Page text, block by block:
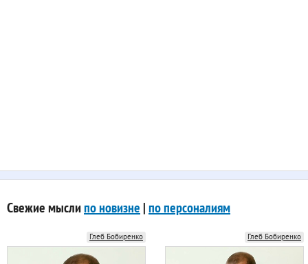
Свежие мыслипо новизне по персоналиям
Глеб Бобиренко Глеб Бобиренко